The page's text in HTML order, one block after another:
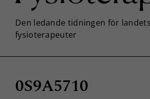
0S9A5710